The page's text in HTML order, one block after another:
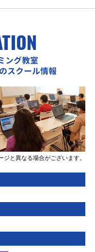
ング教室
スクール情報
ジと異なる場合がございます。